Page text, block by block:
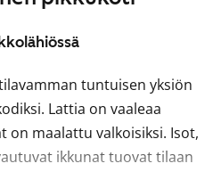
tuntuisen yksiön
Lattia on vaaleaa
on maalattu valkoisiksi. Isot,
ikkunat tuovat tilaan